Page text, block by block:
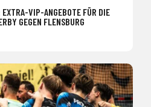
EXTRA-VIP-ANGEBOTE FÜR DIE
GEGEN FLENSBURG